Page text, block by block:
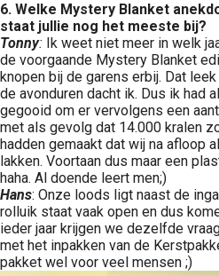
6. Welke Mystery Blanket
staat jullie nog het meeste bij?
Tonny: Ik weet niet meer in welk
de voorgaande Mystery Blanket
knopen bij de garens erbij. Dat
de avonduren dacht ik. Dus ik had
gegooid om er vervolgens een
met als gevolg dat 14.000 kralen
hadden gemaakt dat wij na afloop
lakken. Voortaan dus maar een
haha. Al doende leert men;)
Hans: Onze loods ligt naast de
rolluik staat vaak open en dus
ieder jaar krijgen we dezelfde
met het inpakken van de
pakket wel voor veel mensen ;)